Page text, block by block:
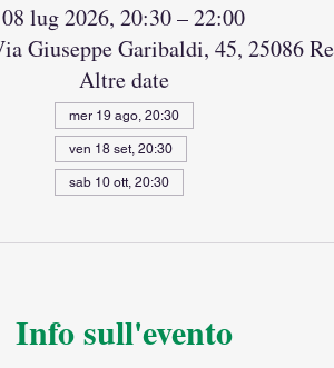
08 lug 2026, 20:30 – 22:00
Giuseppe Garibaldi, 45, 25086
Altre date
mer 19 ago, 20:30
ven 18 set, 20:30
sab 10 ott, 20:30
Info sull'evento